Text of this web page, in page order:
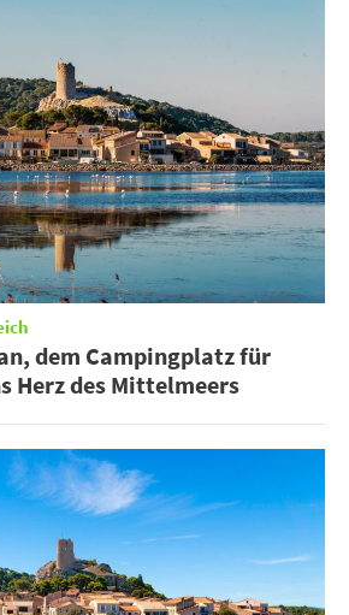
dem Campingplatz für
Herz des Mittelmeers